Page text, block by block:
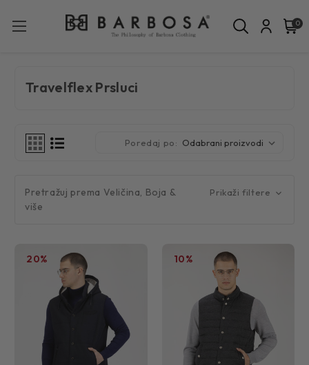
0
Travelflex Prsluci
Poredaj po:
Pretražuj prema Veličina, Boja &
više
Prikaži filtere
20% 10%